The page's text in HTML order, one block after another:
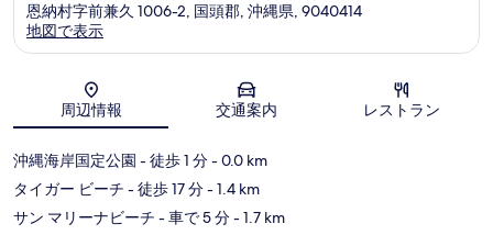
地図
恩納村字前兼久 1006-2, 国頭郡, 沖縄県, 9040414
地図で表示
周辺情報 交通案内 レストラン
沖縄海岸国定公園 - 徒歩 1 分- 0.0 km
タイガー ビーチ - 徒歩 17 分- 1.4 km
サン マリーナビーチ - 車で 5 分- 1.7 km